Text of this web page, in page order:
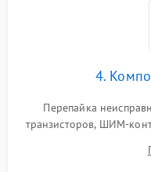
4.
Перепайка
транзисторов, ШИМ-
памяти при
разборка матрицы и